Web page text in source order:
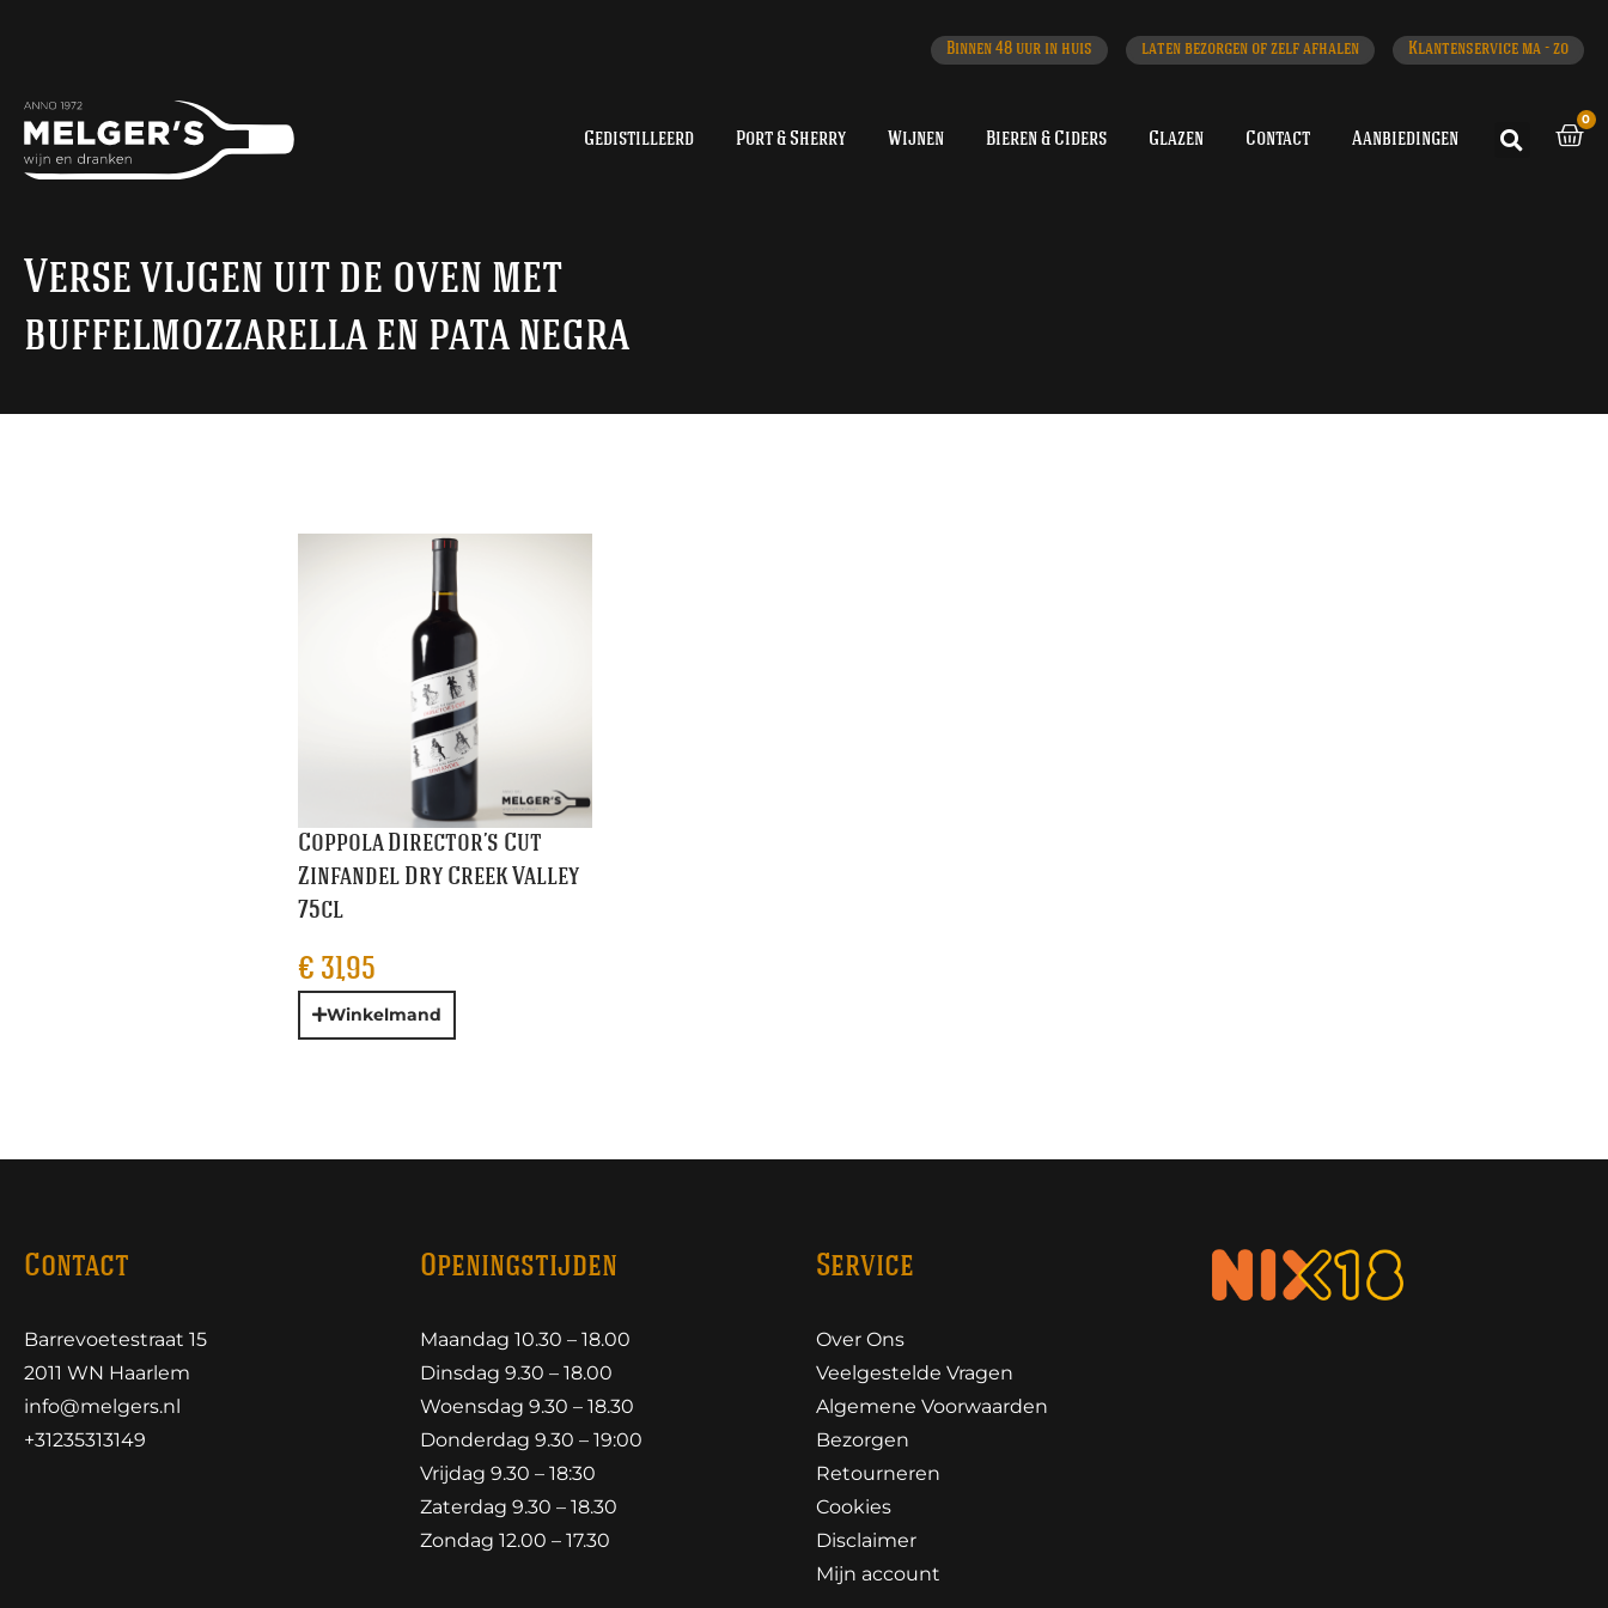
Binnen 48 uur in huis laten bezorgen of zelf afhalen Klantenservice ma - zo
Gedistilleerd Port & Sherry Wijnen Bieren & Ciders Glazen Contact Aanbiedingen
0
Verse vijgen uit de oven met
buffelmozzarella en pata negra
Coppola Director’s Cut
Zinfandel Dry Creek Valley
75cl
€ 31,95
Winkelmand
Contact
Barrevoetestraat 15
2011 WN Haarlem
info@melgers.nl
+31235313149
Openingstijden
Maandag 10.30 – 18.00
Dinsdag 9.30 – 18.00
Woensdag 9.30 – 18.30
Donderdag 9.30 – 19:00
Vrijdag 9.30 – 18:30
Zaterdag 9.30 – 18.30
Zondag 12.00 – 17.30
Service
Over Ons
Veelgestelde Vragen
Algemene Voorwaarden
Bezorgen
Retourneren
Cookies
Disclaimer
Mijn account